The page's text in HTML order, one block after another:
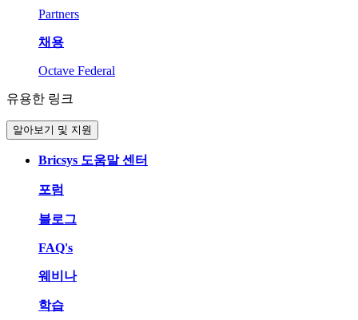
Partners
채용
Octave Federal
유용한 링크
알아보기 및 지원
Bricsys 도움말 센터
포럼
블로그
FAQ's
웨비나
학습